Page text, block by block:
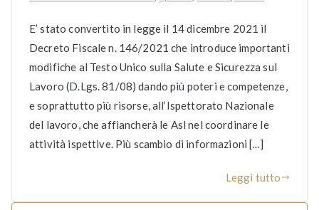
E’ stato convertito in legge il 14 dicembre 2021 il
Decreto Fiscale n. 146/2021 che introduce importanti
modifiche al Testo Unico sulla Salute e Sicurezza sul
Lavoro (D.Lgs. 81/08) dando più poteri e competenze,
e soprattutto più risorse, all’Ispettorato Nazionale
del lavoro, che affiancherà le Asl nel coordinare le
attività ispettive. Più scambio di informazioni […]
Leggi tutto